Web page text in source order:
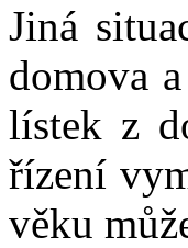
Jiná
domova
lístek z
řízení
věku